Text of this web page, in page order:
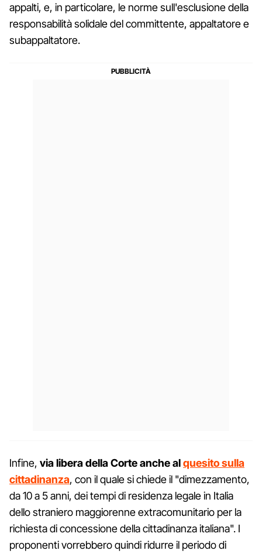
appalti, e, in particolare, le norme sull'esclusione della
responsabilità solidale del committente, appaltatore e
subappaltatore.
Infine, via libera della Corte anche alquesito sulla
cittadinanza, con il quale si chiede il "dimezzamento,
da 10 a 5 anni, dei tempi di residenza legale in Italia
dello straniero maggiorenne extracomunitario per la
richiesta di concessione della cittadinanza italiana". I
proponenti vorrebbero quindi ridurre il periodo di